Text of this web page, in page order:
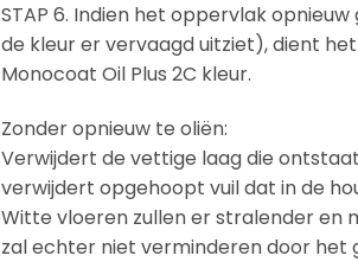
STAP 6. Indien het oppervlak
de kleur er vervaagd uitziet), dient
Monocoat Oil Plus 2C kleur.
Zonder opnieuw te oliën:
Verwijdert de vettige laag die
verwijdert opgehoopt vuil dat in de
Witte vloeren zullen er stralender en
zal echter niet verminderen door het